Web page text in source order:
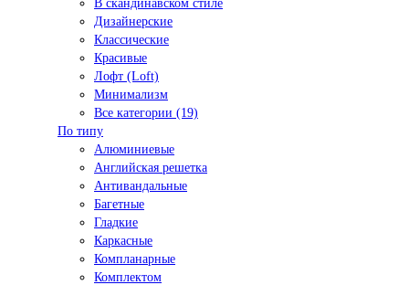
В скандинавском стиле
Дизайнерские
Классические
Красивые
Лофт (Loft)
Минимализм
Все категории (19)
По типу
Алюминиевые
Английская решетка
Антивандальные
Багетные
Гладкие
Каркасные
Компланарные
Комплектом